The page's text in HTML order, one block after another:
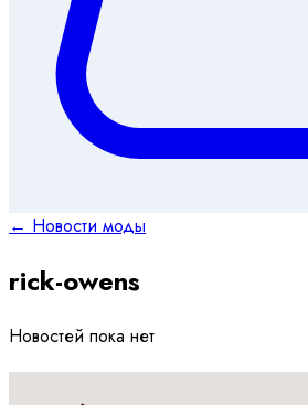
← Новости моды
rick-owens
Новостей пока нет